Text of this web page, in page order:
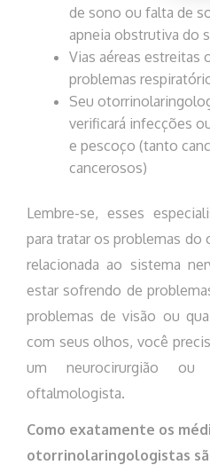
de sono ou falta de
apneia obstrutiva do
Vias aéreas estreitas
problemas
Seu
verificará infecções
e pescoço (tanto
cancerosos)
Lembre-se, esses
para tratar os problemas do
relacionada ao sistema
estar sofrendo de
problemas de visão ou
com seus olhos, você
um neurocirurgião
oftalmologista.
Como exatamente os
otorrinolaringologistas